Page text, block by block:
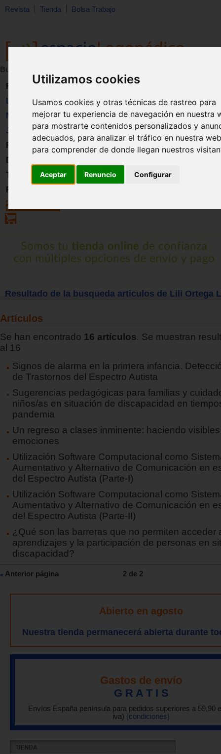
Utilizamos cookies
Usamos cookies y otras técnicas de rastreo para
mejorar tu experiencia de navegación en nuestra
para mostrarte contenidos personalizados y
adecuados, para analizar el tráfico en nuestra
para comprender de donde llegan nuestros
Aceptar Renuncio Configurar
Revista Tienda Bolsa Trabajo
Buscar:
Revista
Libros
Material
Juguetes
Formación
Directorio
Trabajo
Registro
Resultado de la busqueda articulos de Lili Ortega
Artículos
Se han encontrado 16 artículos. Se muestran
al 16
Signos de alarma en la primera infancia.
de Trastornos del Espectro Autista
Sugerencias pedagógicas para familias y
niños/as en situación de discapacidad en
pandemia
Un regreso a clases inminente: haciendo
emociones
Utilización Software Computacional como
Aumentativo y Alternativo de Comunicación en
del Espectro Autista (Parte-I)
Utilización Software Computacional como
Aumentativo y Alternativo de Comunicación en
del Espectro Autista (Parte-II)
¿Qué son las barreras que no permiten acceder
aprendizajes y la participación de personas en
discapacidad?
Anterior página 2 de 2
Abierto en agosto
Nuestra tienda permanecerá abierta durante
Gastos de envío
G R A T I S
Envíos España península para pedidos superiores a 59,90
iva) (condiciones)